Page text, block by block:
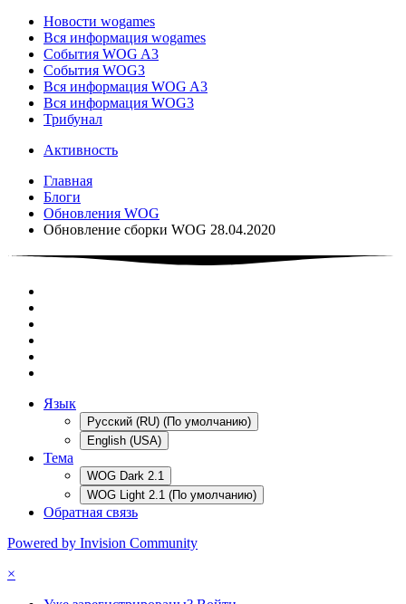
Новости wogames
Вся информация wogames
События WOG A3
События WOG3
Вся информация WOG A3
Вся информация WOG3
Трибунал
Активность
Главная
Блоги
Обновления WOG
Обновление сборки WOG 28.04.2020
Язык
Русский (RU) (По умолчанию)
English (USA)
Тема
WOG Dark 2.1
WOG Light 2.1 (По умолчанию)
Обратная связь
Powered by Invision Community
×